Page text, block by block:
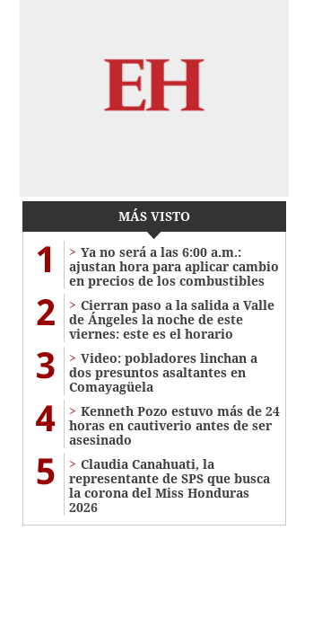
MÁS VISTO
1
Ya no será a las 6:00 a.m.:
ajustan hora para aplicar cambio
en precios de los combustibles
2
Cierran paso a la salida a Valle
de Ángeles la noche de este
viernes: este es el horario
3
Video: pobladores linchan a
dos presuntos asaltantes en
Comayagüela
4
Kenneth Pozo estuvo más de 24
horas en cautiverio antes de ser
asesinado
5
Claudia Canahuati, la
representante de SPS que busca
la corona del Miss Honduras
2026